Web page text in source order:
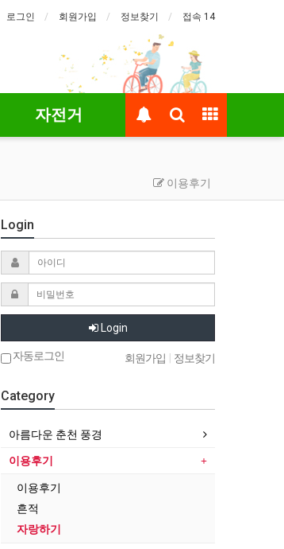
로그인 회원가입 정보찾기 접속 14
자전거
이용후기
Login
Login
자동로그인 회원가입 정보찾기
Category
아름다운 춘천 풍경
이용후기
이용후기
흔적
자랑하기